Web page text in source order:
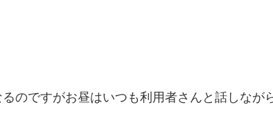
のですがお昼はいつも利用者さんと話しなが